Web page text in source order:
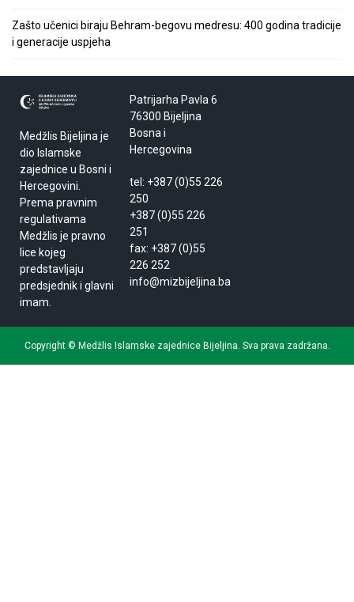
Zašto učenici biraju Behram-begovu medresu: 400 godina tradicije
i generacije uspjeha
Medžlis Bijeljina je
dio Islamske
zajednice u Bosni i
Hercegovini.
Prema pravnim
regulativama
Medžlis je pravno
lice kojeg
predstavljaju
predsjednik i glavni
imam.
Patrijarha Pavla 6
76300 Bijeljina
Bosna i
Hercegovina
tel: +387 (0)55 226
250
+387 (0)55 226
251
fax: +387 (0)55
226 252
info@mizbijeljina.ba
Copyright © Medžlis Islamske zajednice Bijeljina. Sva prava zadržana.